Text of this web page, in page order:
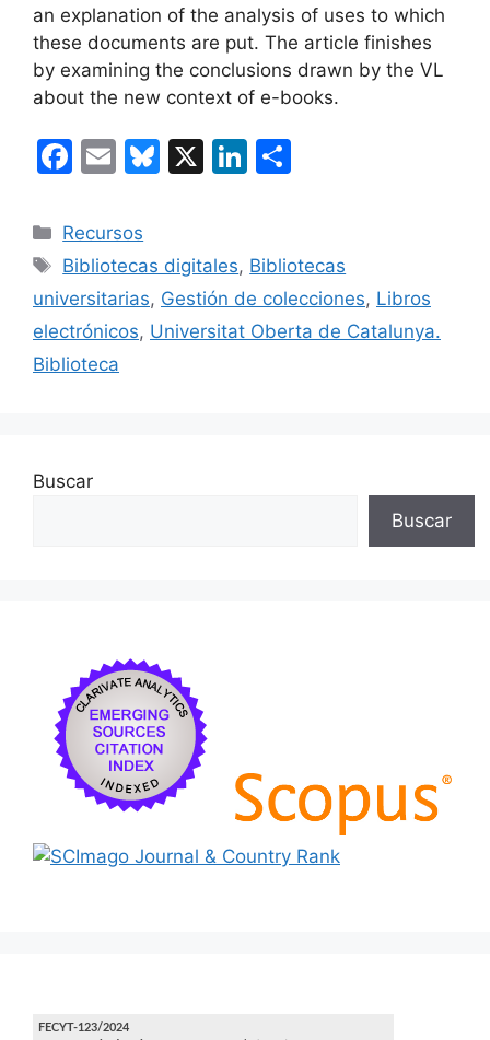
an explanation of the analysis of uses to which
these documents are put. The article finishes
by examining the conclusions drawn by the VL
about the new context of e-books.
F
c
e
b
o
o
E
ai
l
Bl
s
k
y
X
Li
e
dI
n
p
ar
tir
Categorías
Recursos
Etiquetas
Bibliotecas digitales, Bibliotecas
universitarias, Gestión de colecciones, Libros
electrónicos, Universitat Oberta de Catalunya.
Biblioteca
Buscar
Buscar